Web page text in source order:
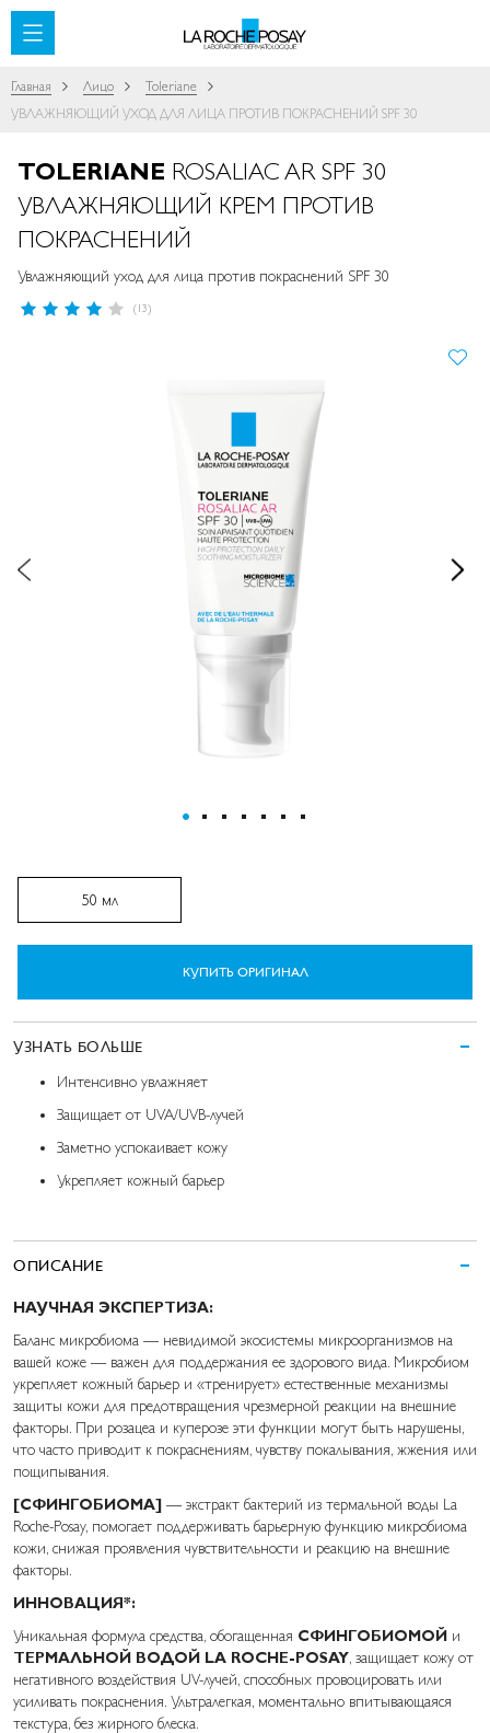
SKIP TO CONTENT
Главная Лицо
Toleriane
УВЛАЖНЯЮЩИЙ УХОД ДЛЯ ЛИЦА ПРОТИВ ПОКРАСНЕНИЙ SPF 30
50 мл
КУПИТЬ ОРИГИНАЛ
TOLERIANE ROSALIAC AR SPF 30
УВЛАЖНЯЮЩИЙ КРЕМ ПРОТИВ
ПОКРАСНЕНИЙ
Увлажняющий уход для лица против покраснений SPF 30
Рейтинг:
(13)
УЗНАТЬ БОЛЬШЕ
Интенсивно увлажняет
Защищает от UVA/UVB-лучей
Заметно успокаивает кожу
Укрепляет кожный барьер
ОПИСАНИЕ
НАУЧНАЯ ЭКСПЕРТИЗА:
Баланс микробиома — невидимой экосистемы микроорганизмов на
вашей коже — важен для поддержания ее здорового вида. Микробиом
укрепляет кожный барьер и «тренирует» естественные механизмы
защиты кожи для предотвращения чрезмерной реакции на внешние
факторы. При розацеа и куперозе эти функции могут быть нарушены,
что часто приводит к покраснениям, чувству покалывания, жжения или
пощипывания.
[СФИНГОБИОМА] — экстракт бактерий из термальной воды La
Roche-Posay, помогает поддерживать барьерную функцию микробиома
кожи, снижая проявления чувствительности и реакцию на внешние
факторы.
ИННОВАЦИЯ*:
Уникальная формула средства, обогащенная СФИНГОБИОМОЙ и
ТЕРМАЛЬНОЙ ВОДОЙ LA ROCHE-POSAY, защищает кожу от
негативного воздействия UV-лучей, способных провоцировать или
усиливать покраснения. Ультралегкая, моментально впитывающаяся
текстура, без жирного блеска.